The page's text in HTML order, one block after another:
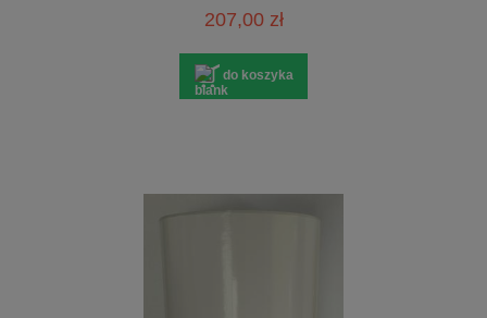
207,00 zł
do koszyka